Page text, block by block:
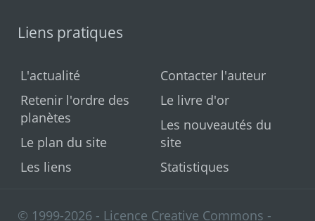
Liens pratiques
L'actualité
Retenir l'ordre des
planètes
Le plan du site
Les liens
Contacter l'auteur
Le livre d'or
Les nouveautés du
site
Statistiques
© 1999-2026 - Licence Creative Commons -